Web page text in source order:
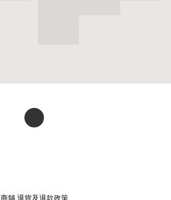
商舖 退貨及退款政策